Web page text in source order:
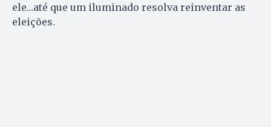
ele…até que um iluminado resolva reinventar as
eleições.